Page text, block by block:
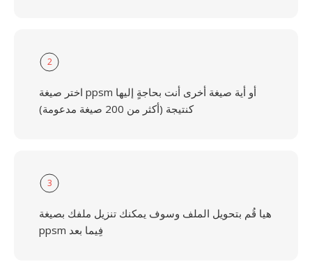
2
اختر صيغة ppsm أو أية صيغة أخرى أنت بحاجةٍ إليها
كنتيجة (أكثر من 200 صيغة مدعومة)
3
هيا قُم بتحويل الملف وسوف يمكنك تنزيل ملفك بصيغة
ppsm فِيما بعد